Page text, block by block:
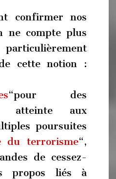
confirmer nos
ne compte plus
cette notion :
“pour des
atteinte aux
poursuites
du terrorisme“,
de cessez-
propos liés à